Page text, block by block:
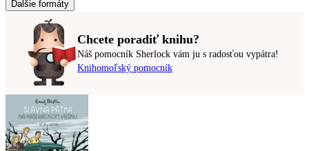
Ďalšie formáty
Chcete poradiť knihu?
Náš pomocník Sherlock vám ju s radosťou vypátra!
Knihomoľský pomocník